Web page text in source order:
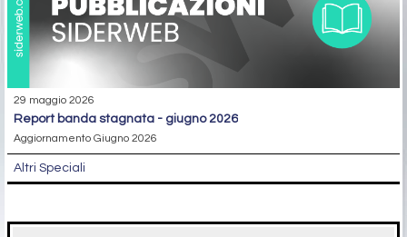
29 maggio 2026
report banda stagnata - giugno 2026
Aggiornamento Giugno 2026
Altri Speciali